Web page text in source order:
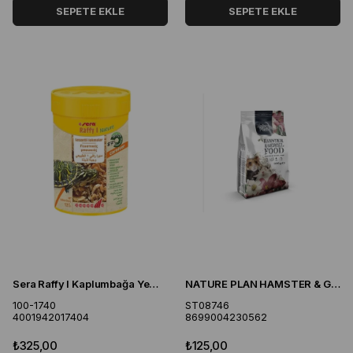
SEPETE EKLE SEPETE EKLE
Sera Raffy I Kaplumbağa Yemi 100 ml 12 gr
100-1740
4001942017404
₺325,00
NATURE PLAN HAMSTER & GERBIL YEMİ 800 GR
ST08746
8699004230562
₺125,00